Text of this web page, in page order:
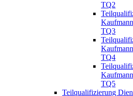
TQ2
TQ3
TQ4
TQ5
Teilqualifizierung